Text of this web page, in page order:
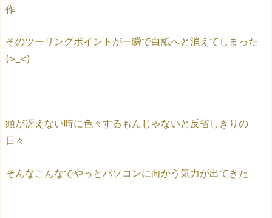
作
そのツーリングポイントが一瞬で白紙へと消えてしまった
(>_<)
頭が冴えない時に色々するもんじゃないと反省しきりの
日々
そんなこんなでやっとパソコンに向かう気力が出てきた